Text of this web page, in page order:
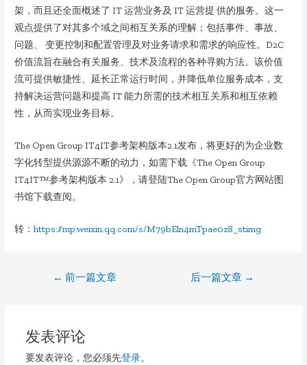
架，而且还全面概述了 IT 运营业务及 IT 运营提 供的服务。这一
观点提供了对其多个域之间相互关系的理解；包括事件、事故、
问题、 变更控制和配置管理及对业务请求和需求的响应性。D2C
价值流旨在融合有关服务、技术及流程的各种寻购方法。该价值
流可提供敏捷性、延长正常运行时间，并降低单位服务成本，支
持解决运营问题和提高 IT 能力所需的技术相互关系和相互依赖
性，从而实现业务目标。
The Open Group IT4IT参考架构版本2.1发布，将更好的为企业数
字化转型提供源源不断的动力，如需下载《The Open Group
IT4IT™参考架构版本 2.1》，请登陆The Open Group官方网站图
书馆下载查阅。
转：https://mp.weixin.qq.com/s/M79bEln4mTpae0z8_stimg
航
← 前一篇文章 后一篇文章 →
发表评论
要发表评论，您必须先登录。